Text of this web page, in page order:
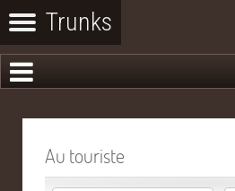
Au touriste